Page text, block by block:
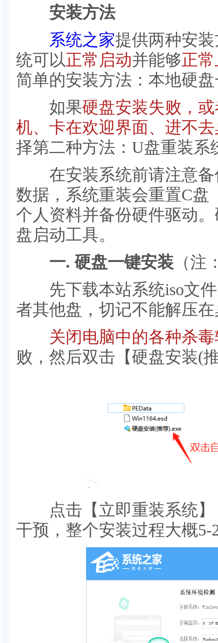
安装方法
系统之家提供两种安
统可以正常启动并能够正
简单的安装方法：本地硬
如果硬盘安装失败，
机、卡在欢迎界面、进不
择第二种方法：U盘重装系
在安装系统前请注意备
数据，系统重装会重置C盘
个人资料并备份硬件驱动
盘启动工具。
一. 硬盘一键安装 （注
先下载本站系统iso文件
者其他盘，切记不能解压
关闭电脑中的各种杀
败，然后双击【硬盘安装(
点击【立即重装系统】
干预，整个安装过程大概5-